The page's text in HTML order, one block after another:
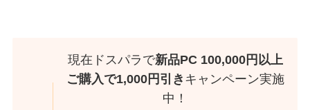
現在ドスパラで新品PC 100,000円以上
ご購入で1,000円引き キャンペーン実施
中！